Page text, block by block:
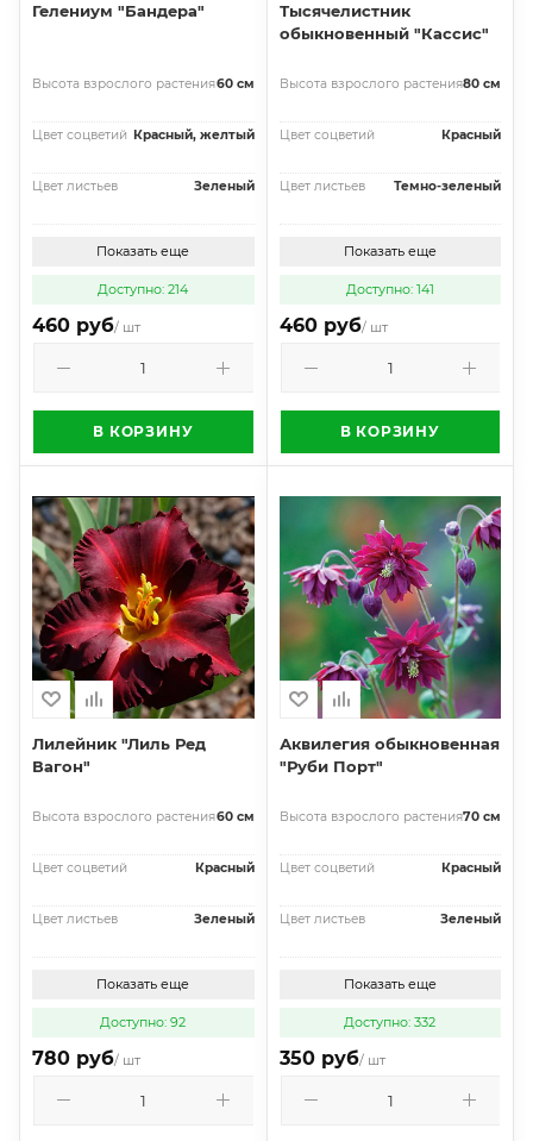
Гелениум "Бандера"
Высота взрослого растения60 см
Цвет соцветий Красный, желтый
Цвет листьев Зеленый
Показать еще
Доступно: 214
460 руб/ шт
В КОРЗИНУ
Тысячелистник
обыкновенный "Кассис"
Высота взрослого растения80 см
Цвет соцветий Красный
Цвет листьев Темно-зеленый
Показать еще
Доступно: 141
460 руб/ шт
В КОРЗИНУ
Лилейник "Лиль Ред
Вагон"
Высота взрослого растения60 см
Цвет соцветий Красный
Цвет листьев Зеленый
Показать еще
Доступно: 92
780 руб/ шт
Аквилегия обыкновенная
"Руби Порт"
Высота взрослого растения70 см
Цвет соцветий Красный
Цвет листьев Зеленый
Показать еще
Доступно: 332
350 руб/ шт